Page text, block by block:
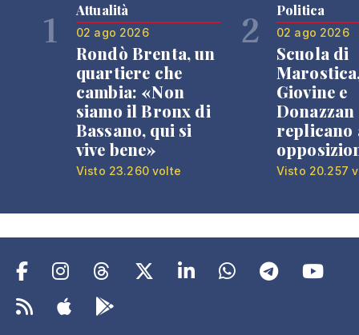
1 Attualità
02 ago 2026
Rondò Brenta, un
quartiere che
cambia: «Non
siamo il Bronx di
Bassano, qui si
vive bene»
Visto 23.260 volte
2 Politica
02 ago 2026
Scuola di
Giovine e
Donazzan
replicano
Visto 20.257